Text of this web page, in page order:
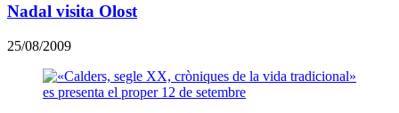
Nadal visita Olost
25/08/2009